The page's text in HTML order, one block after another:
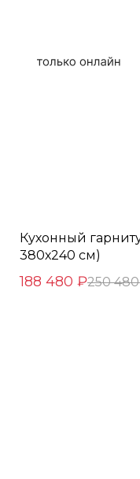
Кухонный
380х240 см)
188 480 ₽250